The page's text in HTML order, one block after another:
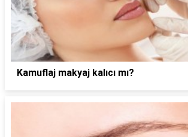
Kamuflaj makyaj kalıcı mı?